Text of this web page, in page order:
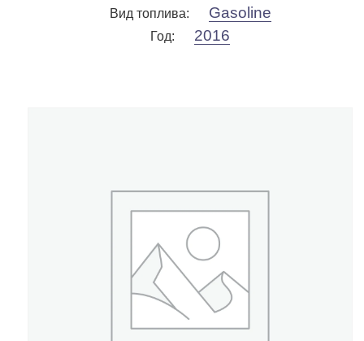
Вид топлива: Gasoline
Год: 2016